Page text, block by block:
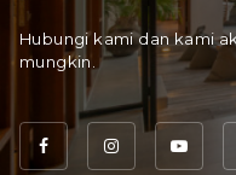
Hubungi kami dan kami
mungkin.